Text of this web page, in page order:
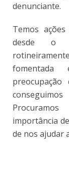
denunciante.
Temos
desde o
fomentada
importância
de nos ajudar